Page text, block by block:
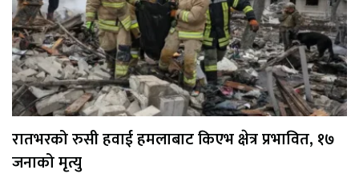
रातभरको रुसी हवाई हमलाबाट किएभ क्षेत्र प्रभावित, १७
जनाको मृत्यु